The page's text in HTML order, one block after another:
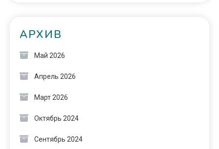
АРХИВ
Май 2026
Апрель 2026
Март 2026
Октябрь 2024
Сентябрь 2024